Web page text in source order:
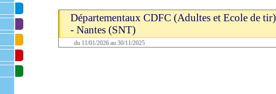
Départementaux CDFC (Adultes et Ecole de tir)
- Nantes (SNT)
du 11/01/2026 au 30/11/2025